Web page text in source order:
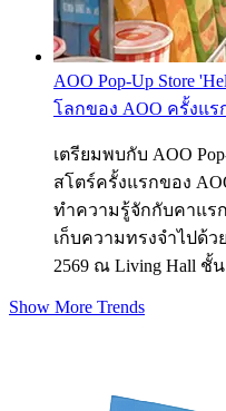
AOO Pop-Up Store
โลกของ AOO ครั้งแร
เตรียมพบกับ AOO
สโตร์ครั้งแรกของ
ทำความรู้จักกับคาแร
เก็บความทรงจำไปด้ว
2569 ณ Living Hall
Show More Trends